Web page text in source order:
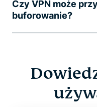
Czy VPN może
buforowanie?